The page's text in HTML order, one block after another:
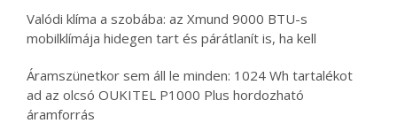
Valódi klíma a szobába: az Xmund 9000 BTU-s
mobilklímája hidegen tart és párátlanít is, ha kell
Áramszünetkor sem áll le minden: 1024 Wh tartalékot
ad az olcsó OUKITEL P1000 Plus hordozható
áramforrás